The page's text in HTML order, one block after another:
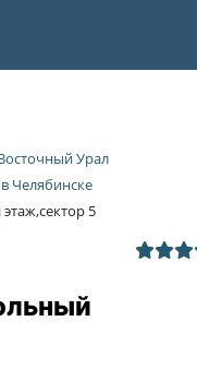
Урал
Челябинске
5